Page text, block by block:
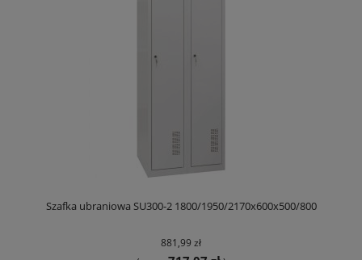
Szafka ubraniowa SU300-2 1800/1950/2170x600x500/800
881,99 zł